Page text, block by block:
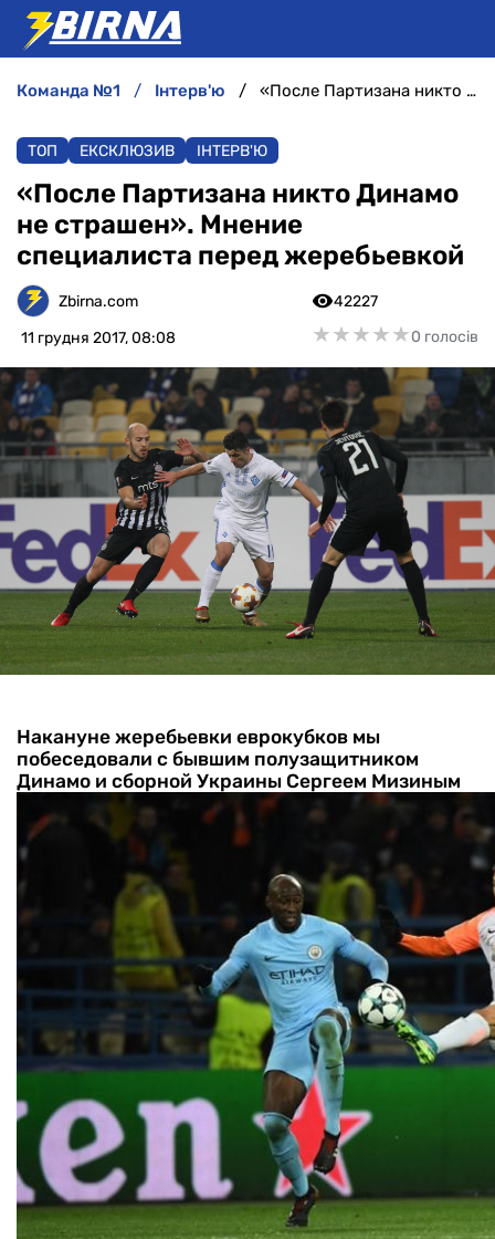
АНАЛІТИКА
ІНТЕРВ'Ю
РІЗНЕ
БУКМЕКЕРИ
команда №1 інтерв'ю «После Партизана никто Динамо не страшен». Мнение специалиста перед жеребьевкой
ТОП ЕКСКЛЮЗИВ ІНТЕРВ'Ю
«После Партизана никто Динамо
не страшен». Мнение
специалиста перед жеребьевкой
Zbirna.com
11 грудня 2017, 08:08
42227
★★★★★
★★★★★0 голосів
Накануне жеребьевки еврокубков мы
побеседовали с бывшим полузащитником
Динамо и сборной Украины Сергеем Мизиным